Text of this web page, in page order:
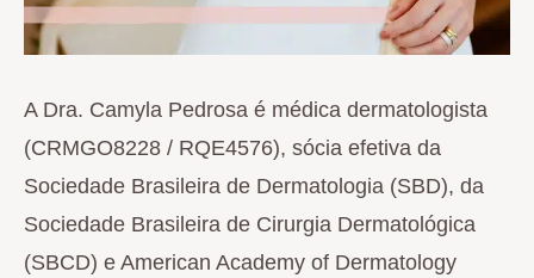
A Dra. Camyla Pedrosa é médica dermatologista
(CRMGO8228 / RQE4576), sócia efetiva da
Sociedade Brasileira de Dermatologia (SBD), da
Sociedade Brasileira de Cirurgia Dermatológica
(SBCD) e American Academy of Dermatology